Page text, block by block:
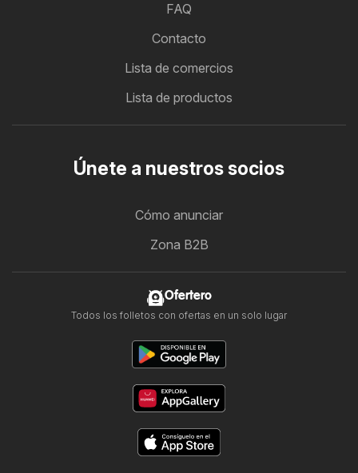
FAQ
Contacto
Lista de comercios
Lista de productos
Únete a nuestros socios
Cómo anunciar
Zona B2B
Ofertero
Todos los folletos con ofertas en un solo lugar